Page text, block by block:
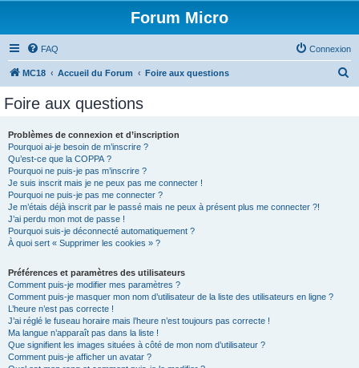
Forum Micro
FAQ Connexion
MC18 Accueil du Forum Foire aux questions
Foire aux questions
Problèmes de connexion et d’inscription
Pourquoi ai-je besoin de m’inscrire ?
Qu’est-ce que la COPPA ?
Pourquoi ne puis-je pas m’inscrire ?
Je suis inscrit mais je ne peux pas me connecter !
Pourquoi ne puis-je pas me connecter ?
Je m’étais déjà inscrit par le passé mais ne peux à présent plus me connecter ?!
J’ai perdu mon mot de passe !
Pourquoi suis-je déconnecté automatiquement ?
À quoi sert « Supprimer les cookies » ?
Préférences et paramètres des utilisateurs
Comment puis-je modifier mes paramètres ?
Comment puis-je masquer mon nom d’utilisateur de la liste des utilisateurs en ligne ?
L’heure n’est pas correcte !
J’ai réglé le fuseau horaire mais l’heure n’est toujours pas correcte !
Ma langue n’apparaît pas dans la liste !
Que signifient les images situées à côté de mon nom d’utilisateur ?
Comment puis-je afficher un avatar ?